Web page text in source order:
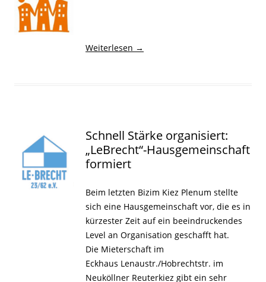
Weiterlesen →
Schnell Stärke organisiert:
„LeBrecht“-Hausgemeinschaft
formiert
Beim letzten Bizim Kiez Plenum stellte
sich eine Hausgemeinschaft vor, die es in
kürzester Zeit auf ein beeindruckendes
Level an Organisation geschafft hat.
Die Mieterschaft im
Eckhaus Lenaustr./Hobrechtstr. im
Neuköllner Reuterkiez gibt ein sehr